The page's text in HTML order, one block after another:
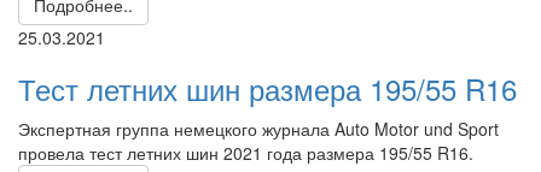
Подробнее..
25.03.2021
Тест летних шин размера 195/55 R16
Экспертная группа немецкого журнала Auto Motor und Sport
провела тест летних шин 2021 года размера 195/55 R16.